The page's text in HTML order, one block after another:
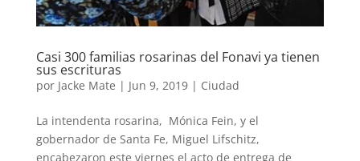
Casi 300 familias rosarinas del Fonavi ya tienen
sus escrituras
por Jacke Mate | Jun 9, 2019| Ciudad
La intendenta rosarina, Mónica Fein, y el
gobernador de Santa Fe, Miguel Lifschitz,
encabezaron este viernes el acto de entrega de